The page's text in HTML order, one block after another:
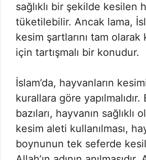
sağlıklı bir şekilde kesilen
tüketilebilir. Ancak lama,
kesim şartlarını tam olarak
için tartışmalı bir konudur.
İslam’da, hayvanların
kurallara göre yapılmalıdır.
bazıları, hayvanın sağlıklı
kesim aleti kullanılması,
boynunun tek seferde